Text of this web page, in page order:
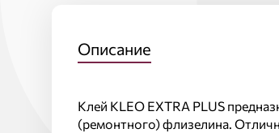
Описание
Клей KLEO EXTRA PLUS
(ремонтного) флизелина.